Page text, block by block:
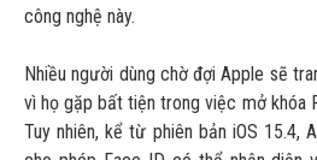
công nghệ này.
Nhiều người dùng chờ đợi Apple sẽ
vì họ gặp bất tiện trong việc mở khóa
Tuy nhiên, kể từ phiên bản iOS 15.4,